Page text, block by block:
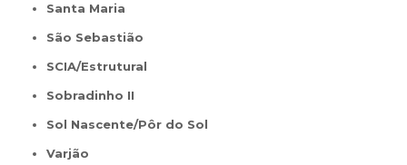
Santa Maria
São Sebastião
SCIA/Estrutural
Sobradinho II
Sol Nascente/Pôr do Sol
Varjão